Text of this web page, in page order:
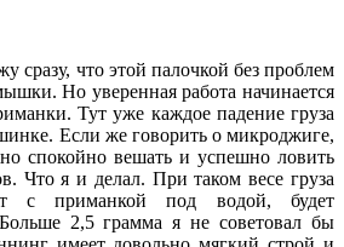
сразу, что этой палочкой без проблем
Но уверенная работа начинается
Тут уже каждое падение груза
Если же говорить о микроджиге,
спокойно вешать и успешно ловить
Что я и делал. При таком весе груза
с приманкой под водой, будет
Больше 2,5 грамма я не советовал бы